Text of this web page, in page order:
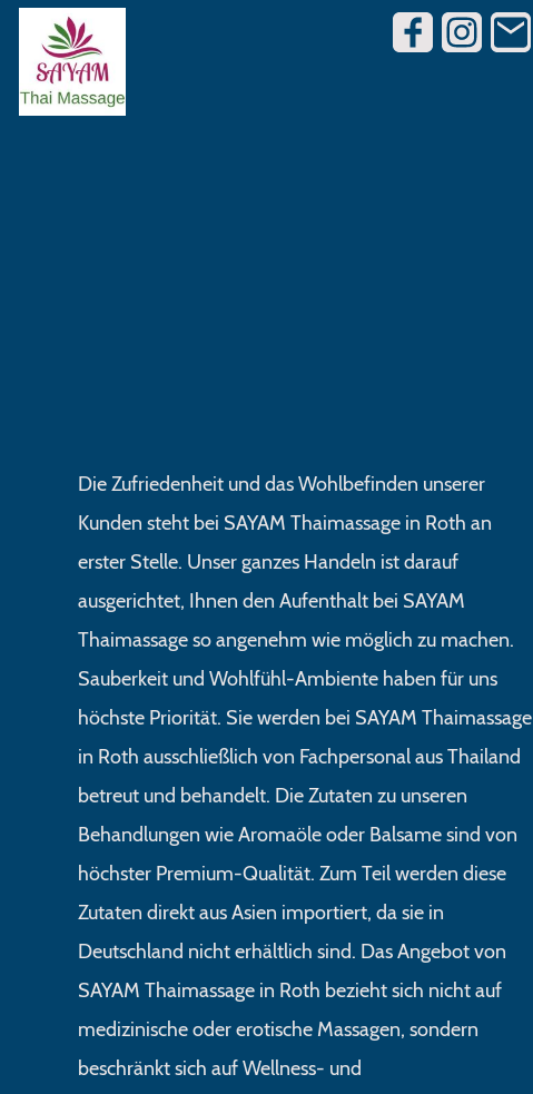
Die Zufriedenheit und das Wohlbefinden unserer
Kunden steht bei SAYAM Thaimassage in Roth an
erster Stelle. Unser ganzes Handeln ist darauf
ausgerichtet, Ihnen den Aufenthalt bei SAYAM
Thaimassage so angenehm wie möglich zu machen.
Sauberkeit und Wohlfühl-Ambiente haben für uns
höchste Priorität. Sie werden bei SAYAM Thaimassage
in Roth ausschließlich von Fachpersonal aus Thailand
betreut und behandelt. Die Zutaten zu unseren
Behandlungen wie Aromaöle oder Balsame sind von
höchster Premium-Qualität. Zum Teil werden diese
Zutaten direkt aus Asien importiert, da sie in
Deutschland nicht erhältlich sind. Das Angebot von
SAYAM Thaimassage in Roth bezieht sich nicht auf
medizinische oder erotische Massagen, sondern
beschränkt sich auf Wellness- und